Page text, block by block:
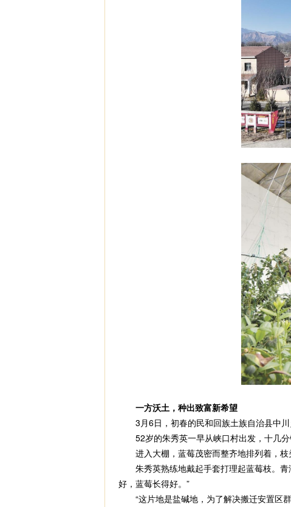
一方沃土，种出致富新希望
3月6日，初春的民和回族土族自治县中川
52岁的朱秀英一早从峡口村出发，十几分
进入大棚，蓝莓茂密而整齐地排列着，枝
朱秀英熟练地戴起手套打理起蓝莓枝。青
好，蓝莓长得好。”
“这片地是盐碱地，为了解决搬迁安置区群